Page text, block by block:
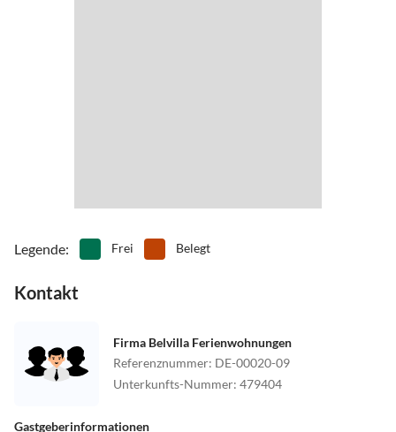
Legende: Frei Belegt
Kontakt
Firma Belvilla Ferienwohnungen
Referenznummer: DE-00020-09
Unterkunfts-Nummer: 479404
Gastgeberinformationen